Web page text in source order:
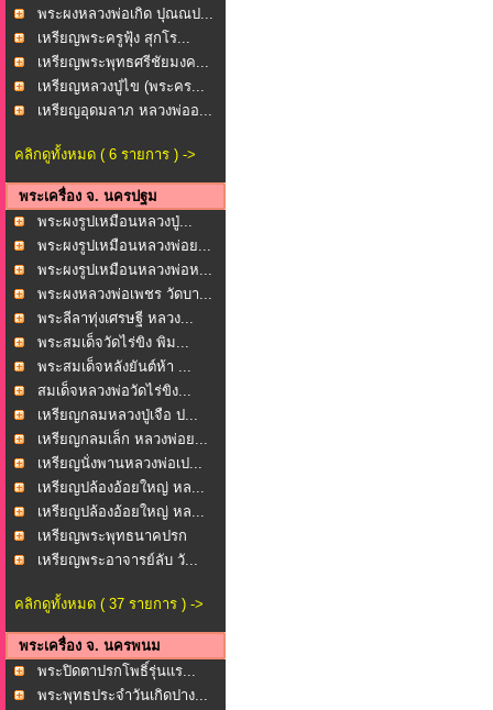
พระผงหลวงพ่อเกิด ปุณณป...
เหรียญพระครูฟุ้ง สุกโร...
เหรียญพระพุทธศรีชัยมงค...
เหรียญหลวงปู่ไข (พระคร...
เหรียญอุดมลาภ หลวงพ่ออ...
คลิกดูทั้งหมด ( 6 รายการ ) ->
พระเครื่อง จ. นครปฐม
พระผงรูปเหมือนหลวงปู่...
พระผงรูปเหมือนหลวงพ่อย...
พระผงรูปเหมือนหลวงพ่อห...
พระผงหลวงพ่อเพชร วัดบา...
พระลีลาทุ่งเศรษฐี หลวง...
พระสมเด็จวัดไร่ขิง พิม...
พระสมเด็จหลังยันต์ห้า ...
สมเด็จหลวงพ่อวัดไร่ขิง...
เหรียญกลมหลวงปู่เจือ ป...
เหรียญกลมเล็ก หลวงพ่อย...
เหรียญนั่งพานหลวงพ่อเป...
เหรียญปล้องอ้อยใหญ่ หล...
เหรียญปล้องอ้อยใหญ่ หล...
เหรียญพระพุทธนาคปรก
หลั... เหรียญพระอาจารย์ลับ วั...
คลิกดูทั้งหมด ( 37 รายการ ) ->
พระเครื่อง จ. นครพนม
พระปิดตาปรกโพธิ์รุ่นแร...
พระพุทธประจำวันเกิดปาง...